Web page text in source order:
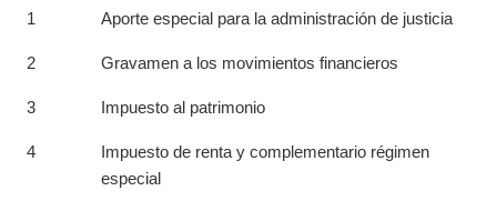
1 Aporte especial para la administración de justicia
2 Gravamen a los movimientos financieros
3 Impuesto al patrimonio
4
Impuesto de renta y complementario régimen
especial